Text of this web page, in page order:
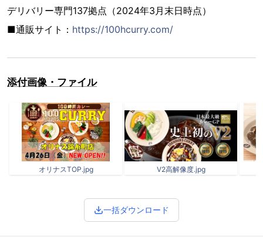
デリバリー専門137拠点（2024年3月末日時点）
■通販サイト： https://100hcurry.com/
添付画像・ファイル
オリナスTOP.jpg V2高解像度.jpg
一括ダウンロード